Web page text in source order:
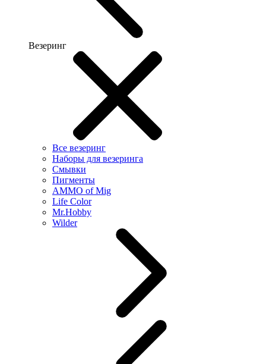
Везеринг
Все везеринг
Наборы для везеринга
Смывки
Пигменты
AMMO of Mig
Life Color
Mr.Hobby
Wilder